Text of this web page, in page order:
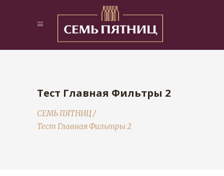
Тест Главная Фильтры 2
СЕМЬ ПЯТНИЦ/
Тест Главная Фильтры 2